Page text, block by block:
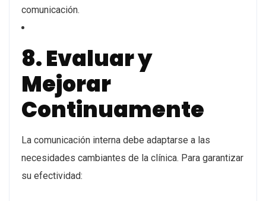
comunicación.
8. Evaluar y
Mejorar
Continuamente
La comunicación interna debe adaptarse a las
necesidades cambiantes de la clínica. Para garantizar
su efectividad: